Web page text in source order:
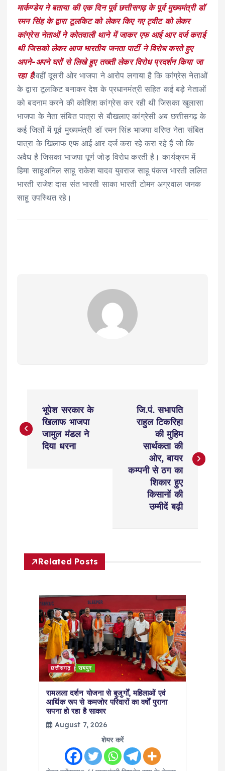
मार्कण्डेय ने बताया की एक दिन पूर्व छत्तीसगढ़ के पूर्व मुख्यमंत्री डॉ
रमन सिंह के द्वारा टूलकिट को लेकर किए गए ट्वीट को लेकर
कांग्रेस नेताओं ने कोतवाली थाने में जाकर एफ आई आर दर्ज कराई
थी जिसको लेकर आज भारतीय जनता पार्टी ने विरोध करते हुए
अपने-अपने घरों से लिखे हुए तख्ती लेकर विरोध प्रदर्शन किया जा
रहा है!वहीं दूसरी ओर भाजपा ने आरोप लगाया है कि कांग्रेस नेताओं
के द्वारा टूलकिट बनाकर देश के प्रधानमंत्री सहित कई बड़े नेताओं
को बदनाम करने की कोशिश कांग्रेस कर रही थी जिसका खुलासा
भाजपा के नेेता संबित पात्रा से बौखलाए कांग्रेसी अब छत्तीसगढ़ के
कई जिलों में पूर्व मुख्यमंत्री डॉ रमन सिंह भाजपा वरिष्ठ नेता संबित
पात्रा के खिलाफ एफ आई आर दर्ज करा रहे करा रहे हैं जो कि
अवैध है जिसका भाजपा पूर्ण जोड़ विरोध करती है। कार्यक्रम में
हिमा साहूअनिल साहू राकेश यादव युवराज साहू पंकज भारती ललित
भारती राजेश दास संत भारती साका भारती टोमन अग्रवाल जनक
साहू उपस्थित रहे।
o
v
भूपेश सरकार के
खिलाफ भाजपा
जामुल मंडल ने
दिया धरना
जि.पं. सभापति
राहुल टिकरिहा
की मुहिम
सार्थकता की
ओर, बायर
कम्पनी से ठग का
शिकार हुए
किसानों की
उम्मीदें बढ़ी
Related Posts
छत्तीसगढ़ रायपुर
रामलला दर्शन योजना से बुजुर्गों, महिलाओं एवं
आर्थिक रूप से कमजोर परिवारों का वर्षों पुराना
सपना हो रहा है साकार
August 7, 2026
शेयर करें